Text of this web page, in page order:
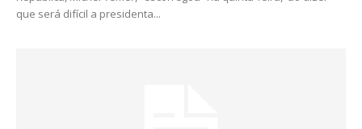
que será difícil a presidenta...